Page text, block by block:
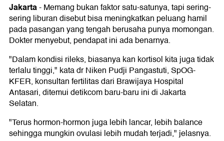
Jakarta-Memang bukan faktor satu-satunya, tapi sering-
sering liburan disebut bisa meningkatkan peluang hamil
pada pasangan yang tengah berusaha punya momongan.
Dokter menyebut, pendapat ini ada benarnya.
"Dalam kondisi rileks, biasanya kan kortisol kita juga tidak
terlalu tinggi," kata dr Niken Pudji Pangastuti, SpOG-
KFER, konsultan fertilitas dari Brawijaya Hospital
Antasari, ditemui detikcom baru-baru ini di Jakarta
Selatan.
"Terus hormon-hormon juga lebih lancar, lebih balance
sehingga mungkin ovulasi lebih mudah terjadi," jelasnya.